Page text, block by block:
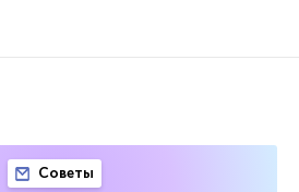
Советы